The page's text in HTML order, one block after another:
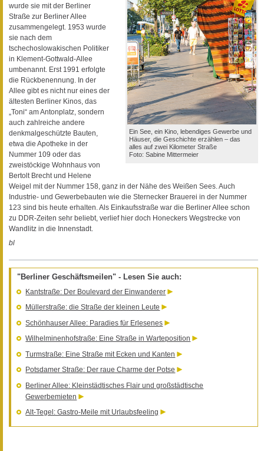
Ein See, ein Kino, lebendiges Gewerbe und
Häuser, die Geschichte erzählen – das
alles auf zwei Kilometer Straße
Foto: Sabine Mittermeier
wurde sie mit der Berliner
Straße zur Berliner Allee
zusammengelegt. 1953 wurde
sie nach dem
tschechoslowakischen Politiker
in Klement-Gottwald-Allee
umbenannt. Erst 1991 erfolgte
die Rückbenennung. In der
Allee gibt es nicht nur eines der
ältesten Berliner Kinos, das
„Toni“ am Antonplatz, sondern
auch zahlreiche andere
denkmalgeschützte Bauten,
etwa die Apotheke in der
Nummer 109 oder das
zweistöckige Wohnhaus von
Bertolt Brecht und Helene
Weigel mit der Nummer 158, ganz in der Nähe des Weißen Sees. Auch
Industrie- und Gewerbebauten wie die Sternecker Brauerei in der Nummer
123 sind bis heute erhalten. Als Einkaufsstraße war die Berliner Allee schon
zu DDR-Zeiten sehr beliebt, verlief hier doch Honeckers Wegstrecke von
Wandlitz in die Innenstadt.
bl
"Berliner Geschäftsmeilen" - Lesen Sie auch:
Kantstraße: Der Boulevard der Einwanderer
Müllerstraße: die Straße der kleinen Leute
Schönhauser Allee: Paradies für Erlesenes
Wilhelminenhofstraße: Eine Straße in Warteposition
Turmstraße: Eine Straße mit Ecken und Kanten
Potsdamer Straße: Der raue Charme der Potse
Berliner Allee: Kleinstädtisches Flair und großstädtische
Gewerbemieten
Alt-Tegel: Gastro-Meile mit Urlaubsfeeling